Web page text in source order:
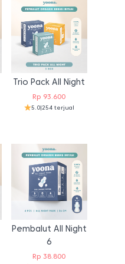
Trio Pack All Night
Rp 93.600
5.0|254 terjual
Pembalut All Night
6
Rp 38.800